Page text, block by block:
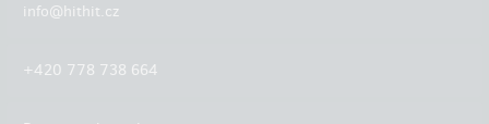
info@hithit.cz
+420 778 738 664